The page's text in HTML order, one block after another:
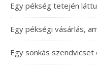
Egy pékség tetején
Egy pékségi vásárlás,
Egy sonkás